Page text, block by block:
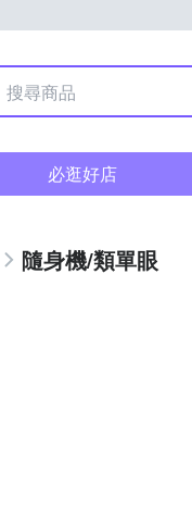
必逛好店
隨身機/類單眼